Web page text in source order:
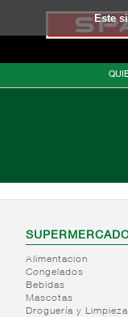
Este
Alimentacion
Congelados
Bebidas
Mascotas
Droguería y Limpieza